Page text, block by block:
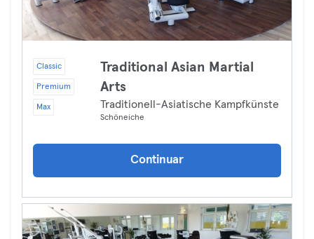
Classic
Premium
Max
Traditional Asian Martial
Arts
Traditionell-Asiatische Kampfkünste
Schöneiche
Continuar